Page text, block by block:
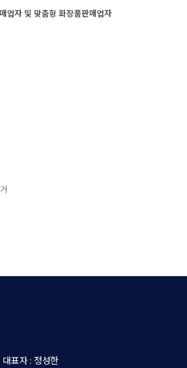
업자 및 맞춤형 화장품판매업자
대표자 : 정성한